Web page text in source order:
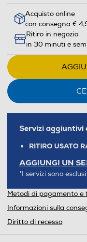
Acquisto online
con consegna €
Ritiro in negozio
in 30 minuti e
Servizi aggiuntivi
RITIRO USATO
AGGIUNGI UN
*I servizi sono
Metodi di pagamento e
Informazioni sulla
Diritto di recesso